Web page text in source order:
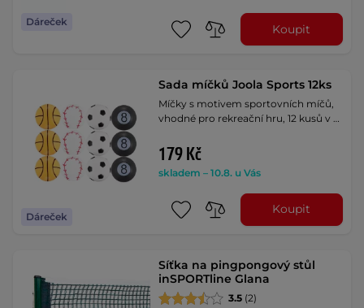
Dáreček
Koupit
Dáreček
Sada míčků Joola Sports 12ks
Míčky s motivem sportovních míčů,
vhodné pro rekreační hru, 12 kusů v …
179 Kč
skladem – 10.8. u Vás
Koupit
Síťka na pingpongový stůl
inSPORTline Glana
3.5 (2)